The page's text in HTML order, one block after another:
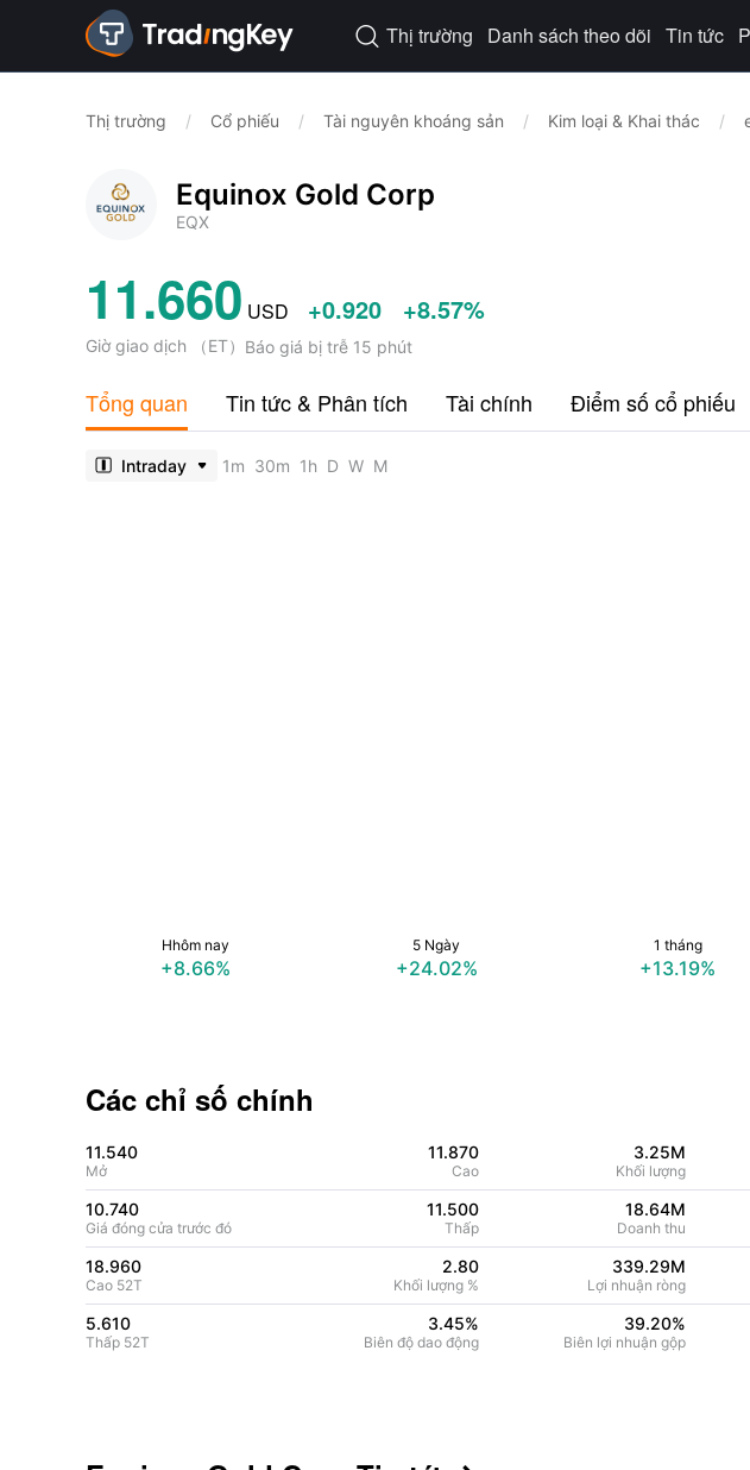
 Thị trường Danh sách theo dõi Tin tức
Thị trường / Cổ phiếu / Tài nguyên khoáng sản / Kim loại & Khai thác /
Equinox Gold Corp
EQX
11.660 USD +0.920 +8.57%
Giờ giao dịch （ET） Báo giá bị trễ 15 phút
Tổng quan Tin tức & Phân tích Tài chính Điểm số cổ phiếu
Intraday 1m 30m 1h D W M
Hhôm nay
+8.66%
5 Ngày
+24.02%
1 tháng
+13.19%
Các chỉ số chính
11.540
Mở
11.870
Cao
3.25M
Khối lượng
10.740
Giá đóng cửa trước đó
11.500
Thấp
18.64M
Doanh thu
18.960
Cao 52T
2.80
Khối lượng %
339.29M
Lợi nhuận ròng
5.610
Thấp 52T
3.45%
Biên độ dao động
39.20%
Biên lợi nhuận gộp